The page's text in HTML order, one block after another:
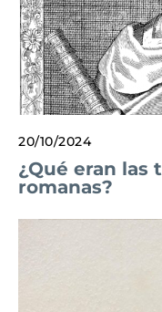
20/10/2024
¿Qué eran las
romanas?